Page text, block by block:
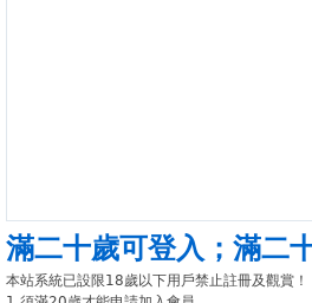
滿二十歲可登入 ； 滿二
本站系統已設限18歲以下用戶禁止註冊及觀賞！